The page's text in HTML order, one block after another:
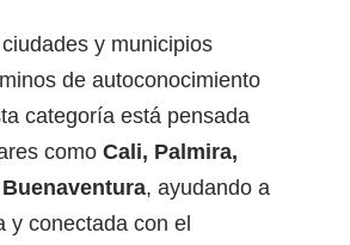
y municipios
de autoconocimiento
categoría está pensada
como Cali, Palmira,
, ayudando a
y conectada con el